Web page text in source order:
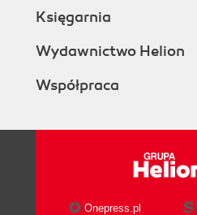
Księgarnia
Wydawnictwo Helion
Współpraca
Onepress.pl